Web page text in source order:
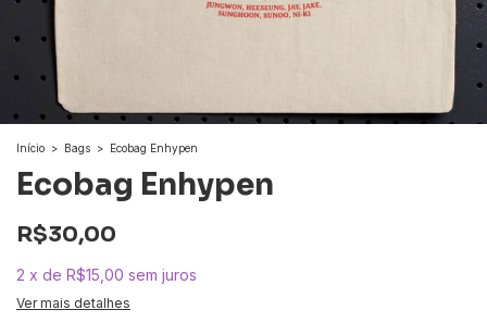
Início > Bags > Ecobag Enhypen
Ecobag Enhypen
R$30,00
2 x de R$15,00 sem juros
Ver mais detalhes